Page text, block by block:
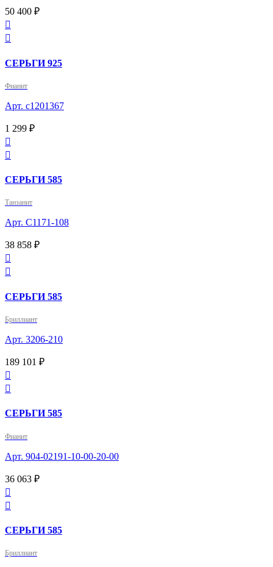
50 400 ₽


СЕРЬГИ 925
Фианит
Арт. с1201367
1 299 ₽


СЕРЬГИ 585
Танзанит
Арт. С1171-108
38 858 ₽


СЕРЬГИ 585
Бриллиант
Арт. 3206-210
189 101 ₽


СЕРЬГИ 585
Фианит
Арт. 904-02191-10-00-20-00
36 063 ₽


СЕРЬГИ 585
Бриллиант